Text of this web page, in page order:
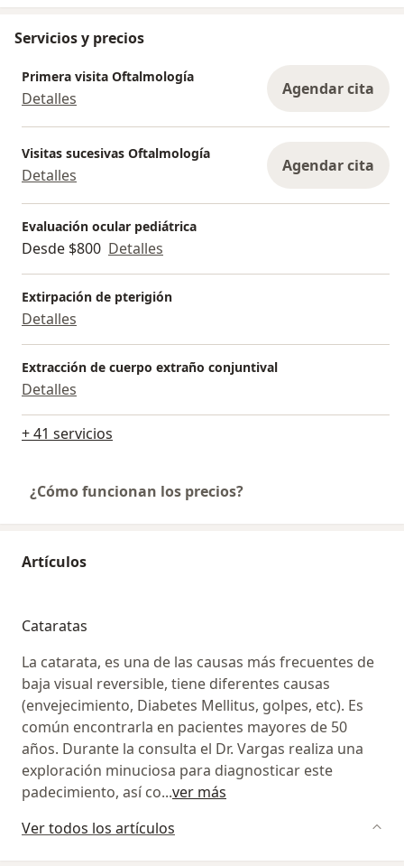
Servicios y precios
Primera visita Oftalmología
Detalles Agendar cita
Visitas sucesivas Oftalmología
Detalles Agendar cita
Evaluación ocular pediátrica
Desde $800 Detalles
Extirpación de pterigión
Detalles
Extracción de cuerpo extraño conjuntival
Detalles
+ 41 servicios
¿Cómo funcionan los precios?
Artículos
Cataratas
La catarata, es una de las causas más frecuentes de
baja visual reversible, tiene diferentes causas
(envejecimiento, Diabetes Mellitus, golpes, etc). Es
común encontrarla en pacientes mayores de 50
años. Durante la consulta el Dr. Vargas realiza una
exploración minuciosa para diagnosticar este
padecimiento, así co...ver más
Ver todos los artículos